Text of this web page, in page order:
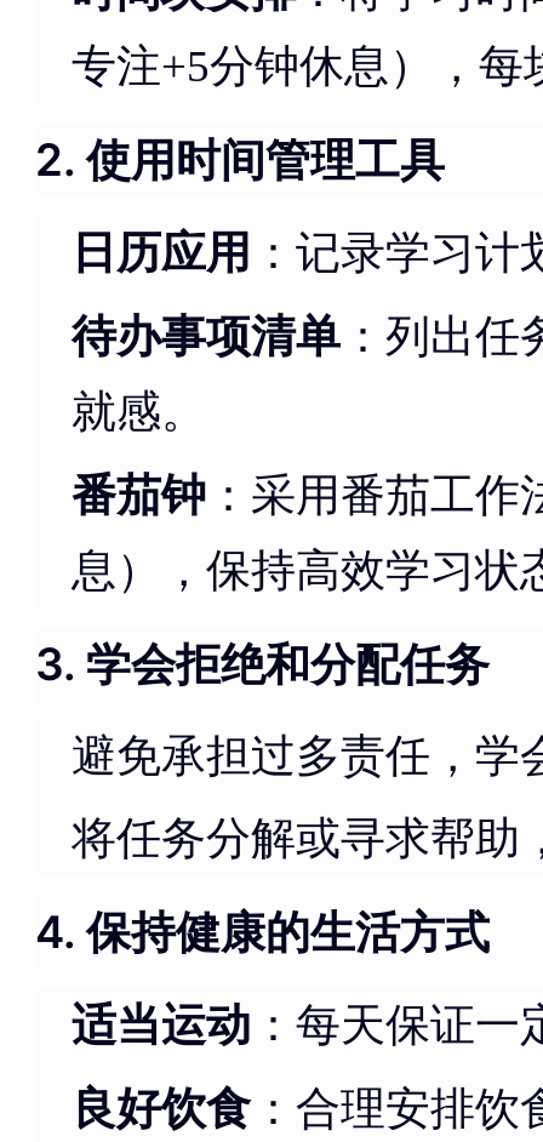
专注+5分钟休息），
2. 使用时间管理工具
日历应用 ：记录学习
待办事项清单 ：列出
就感。
番茄钟 ：采用番茄工
息），保持高效学习状
3. 学会拒绝和分配任务
避免承担过多责任，学
将任务分解或寻求帮助
4. 保持健康的生活方式
适当运动 ：每天保证
良好饮食：合理安排饮